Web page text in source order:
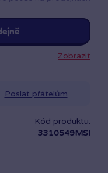
Zobrazit
Poslat přátelům
Kód produktu:
3310549MSI